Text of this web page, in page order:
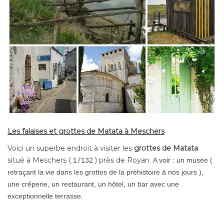
Les falaises et grottes de Matata à Meschers
Voici un superbe endroit à visiter les grottes de Matata
situé à Meschers ( 17132 ) près de Royan. A voir : un musée (
retraçant la vie dans les grottes de la préhistoire à nos jours ),
une crêperie, un restaurant, un hôtel, un bar avec une
exceptionnelle terrasse.